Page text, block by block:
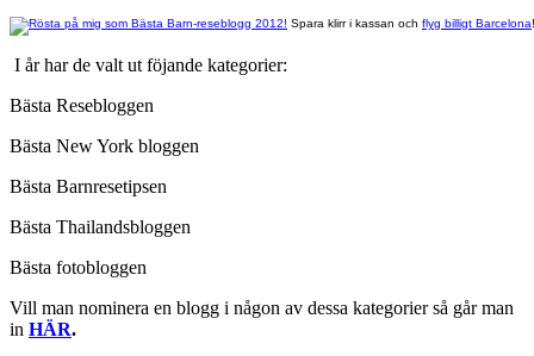
Spara klirr i kassan och flyg billigt Barcelona!
I år har de valt ut föjande kategorier:
Bästa Resebloggen
Bästa New York bloggen
Bästa Barnresetipsen
Bästa Thailandsbloggen
Bästa fotobloggen
Vill man nominera en blogg i någon av dessa kategorier så går man
in HÄR.